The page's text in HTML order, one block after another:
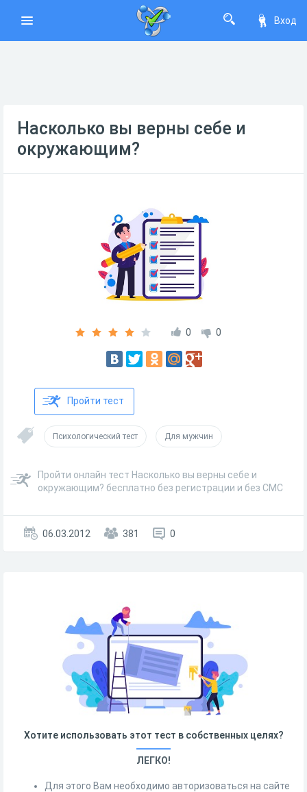
Вход
Насколько вы верны себе и
окружающим?
0 0
Пройти тест
Психологический тест Для мужчин
Пройти онлайн тест Насколько вы верны себе и
окружающим? бесплатно без регистрации и без СМС
06.03.2012 381 0
Хотите использовать этот тест в собственных целях?
ЛЕГКО!
Для этого Вам необходимо авторизоваться на сайте